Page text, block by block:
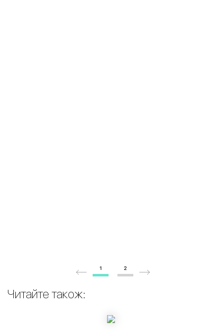
1 2
Читайте також: